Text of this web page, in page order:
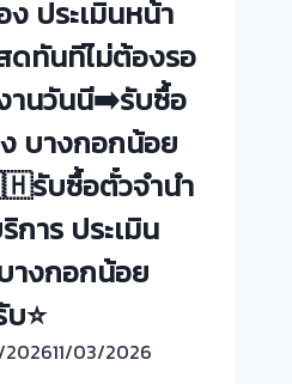
มิน
ง ประเมินหน้า
ดทันทีไม่ต้องรอ
านวันนี➡️รับซื้อ
บางกอกน้อย
รับซื้อตั๋วจำนำ
าร ประเมิน
างกอกน้อย
⭐
202611/03/2026